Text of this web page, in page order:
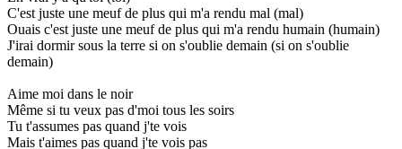
C'est juste une meuf de plus qui m'a rendu mal (mal)
Ouais c'est juste une meuf de plus qui m'a rendu humain (humain)
J'irai dormir sous la terre si on s'oublie demain (si on s'oublie
demain)
Aime moi dans le noir
Même si tu veux pas d'moi tous les soirs
Tu t'assumes pas quand j'te vois
Mais t'aimes pas quand j'te vois pas